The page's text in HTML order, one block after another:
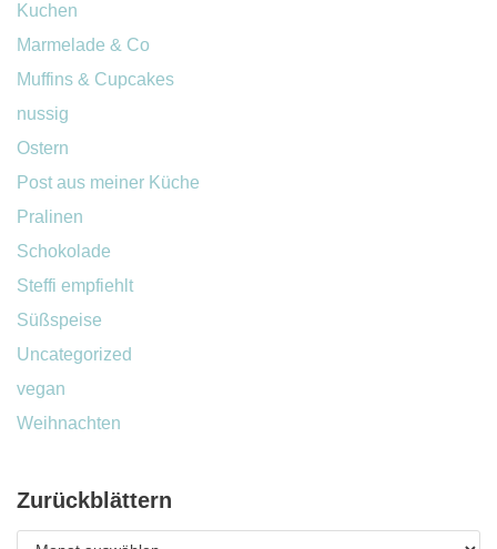
Kuchen
Marmelade & Co
Muffins & Cupcakes
nussig
Ostern
Post aus meiner Küche
Pralinen
Schokolade
Steffi empfiehlt
Süßspeise
Uncategorized
vegan
Weihnachten
Zurückblättern